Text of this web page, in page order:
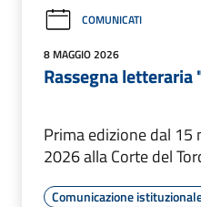
COMUNICATI
8 MAGGIO 2026
Rassegna
Prima edizione dal 15
2026 alla Corte del
Comunicazione